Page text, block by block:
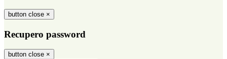
button close ×
Recupero password
button close ×